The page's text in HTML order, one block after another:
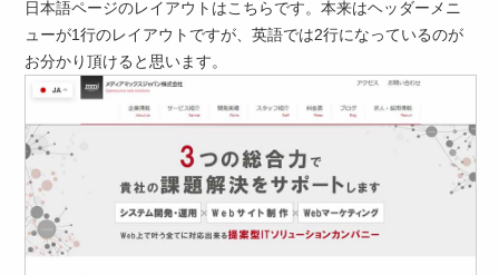
日本語ページのレイアウトはこちらです。本来はヘッダーメニ
ューが1行のレイアウトですが、英語では2行になっているのが
お分かり頂けると思います。